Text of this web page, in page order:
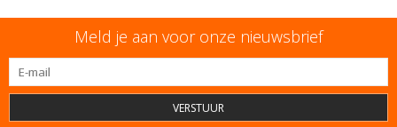
Meld je aan voor onze nieuwsbrief
VERSTUUR